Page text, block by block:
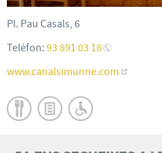
Pl. Pau Casals, 6
Telèfon: 93 891 03 18
www.canalsimunne.com